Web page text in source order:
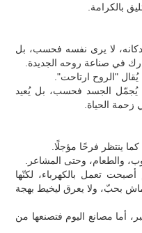
بالكرامة.
لا يرى نفسه فحسب، بل
في صناعة روحه الجديدة.
"الروح ارتاحت".
يُجمّل الجسد فحسب، بل يُعيد
زحمة الحياة.
ينتظر فرحًا مؤجلًا.
والطعام، وحتى المشاعر.
أصبحت تعمل بالكهرباء، لكنّها
بحبّ، ولا يعرق ليخيط بهجة
أما مصانع اليوم فتصنعها من